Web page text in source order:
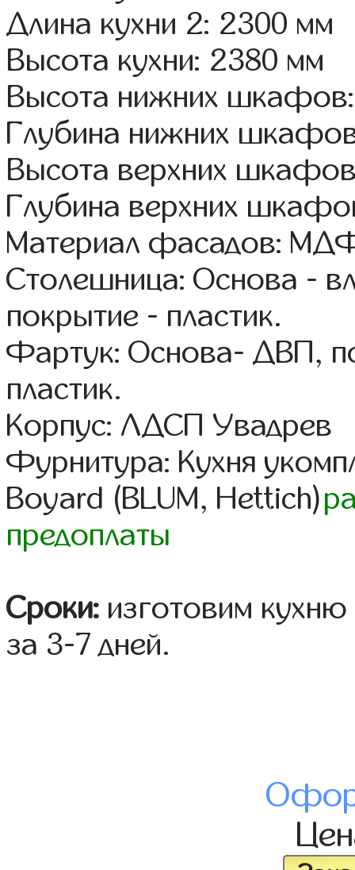
Длина кухни 2: 2300 мм
Высота кухни: 2380 мм
Высота нижних
Глубина нижних
Высота верхних
Глубина верхних
Материал фасадов:
Столешница: Основа -
покрытие - пластик.
Фартук: Основа- ДВП,
пластик.
Корпус: ЛДСП Увадрев
Фурнитура: Кухня
Boyard (BLUM, Hettich)
предоплаты
Сроки: изготовим
за 3-7 дней.